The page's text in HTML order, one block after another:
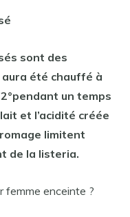
sont des
aura été chauffé à
un temps
lait et l’acidité créée
limitent
de la listeria.
femme enceinte ?